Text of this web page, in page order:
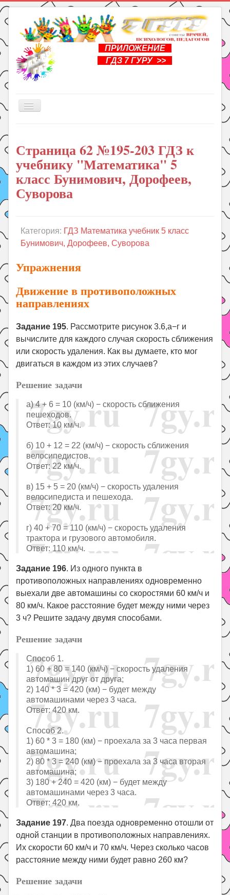
ПРИЛОЖЕНИЕ
ГДЗ 7 ГУРУ >>
Включить/
Книги
Рукоделие
Подготовка к школе
Уроки
Праздники
Летом!
Страница 62 №195-203 ГДЗ к
учебнику "Математика" 5
класс Бунимович, Дорофеев,
Суворова
Категория: ГДЗ Математика учебник 5 класс
Бунимович, Дорофеев, Суворова
Упражнения
Движение в противоположных
направлениях
Задание 195. Рассмотрите рисунок 3.6,а−г и
вычислите для каждого случая скорость сближения
или скорость удаления. Как вы думаете, кто мог
двигаться в каждом из этих случаев?
Решение задачи
а) 4 + 6 = 10 (км/ч) − скорость сближения
пешеходов.
Ответ: 10 км/ч.
б) 10 + 12 = 22 (км/ч) − скорость сближения
велосипедистов.
Ответ: 22 км/ч.
в) 15 + 5 = 20 (км/ч) − скорость удаления
велосипедиста и пешехода.
Ответ: 20 км/ч.
г) 40 + 70 = 110 (км/ч) − скорость удаления
трактора и грузового автомобиля.
Ответ: 110 км/ч.
Задание 196. Из одного пункта в
противоположных направлениях одновременно
выехали две автомашины со скоростями 60 км/ч и
80 км/ч. Какое расстояние будет между ними через
3 ч? Решите задачу двумя способами.
Решение задачи
Способ 1.
1) 60 + 80 = 140 (км/ч) − скорость удаления
автомашин друг от друга;
2) 140 * 3 = 420 (км) − будет между
автомашинами через 3 часа.
Ответ: 420 км.
Способ 2.
1) 60 * 3 = 180 (км) − проехала за 3 часа первая
автомашина;
2) 80 * 3 = 240 (км) − проехала за 3 часа вторая
автомашина;
3) 180 + 240 = 420 (км) − будет между
автомашинами через 3 часа.
Ответ: 420 км.
Задание 197. Два поезда одновременно отошли от
одной станции в противоположных направлениях.
Их скорости 60 км/ч и 70 км/ч. Через сколько часов
расстояние между ними будет равно 260 км?
Решение задачи